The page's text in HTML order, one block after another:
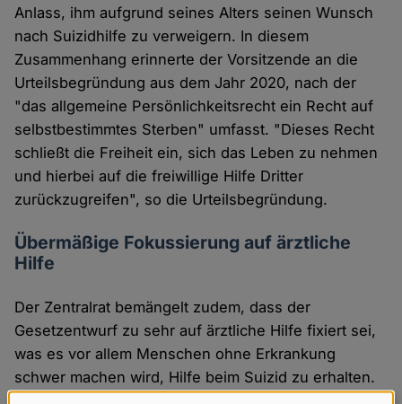
Anlass, ihm aufgrund seines Alters seinen Wunsch
nach Suizidhilfe zu verweigern. In diesem
Zusammenhang erinnerte der Vorsitzende an die
Urteilsbegründung aus dem Jahr 2020, nach der
"das allgemeine Persönlichkeitsrecht ein Recht auf
selbstbestimmtes Sterben" umfasst. "Dieses Recht
schließt die Freiheit ein, sich das Leben zu nehmen
und hierbei auf die freiwillige Hilfe Dritter
zurückzugreifen", so die Urteilsbegründung.
Übermäßige Fokussierung auf ärztliche
Hilfe
Der Zentralrat bemängelt zudem, dass der
Gesetzentwurf zu sehr auf ärztliche Hilfe fixiert sei,
was es vor allem Menschen ohne Erkrankung
schwer machen wird, Hilfe beim Suizid zu erhalten.